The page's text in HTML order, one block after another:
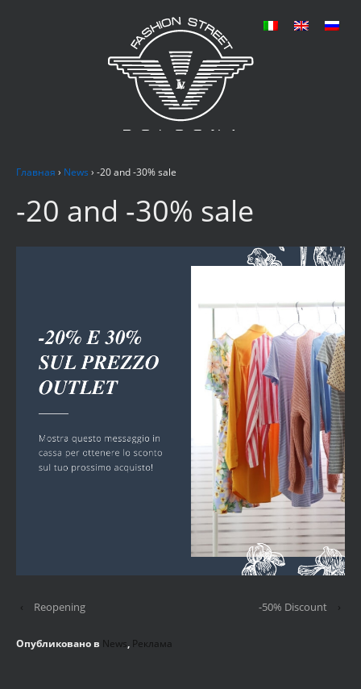
Главная › News › -20 and -30% sale
-20 and -30% sale
‹ Reopening -50% Discount ›
Опубликовано в News, Реклама